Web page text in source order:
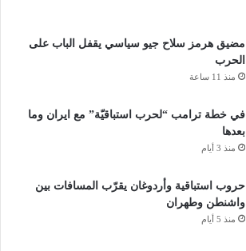
مضيق هرمز سلاح جيو سياسي يقفل الباب على
الحرب
منذ 11 ساعة
في خطة ترامب “لحرب استباقيّة” مع ايران وما
بعدها
منذ 3 أيام
حروب استباقية وأردوغان يقرّب المسافات بين
واشنطن وطهران
منذ 5 أيام